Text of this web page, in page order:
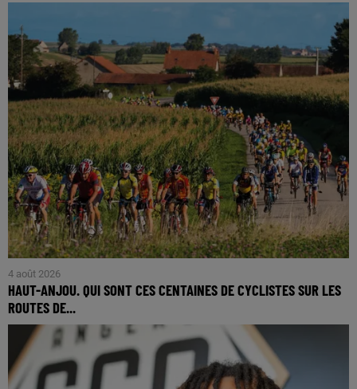
4 août 2026
HAUT-ANJOU. QUI SONT CES CENTAINES DE CYCLISTES SUR LES
ROUTES DE...